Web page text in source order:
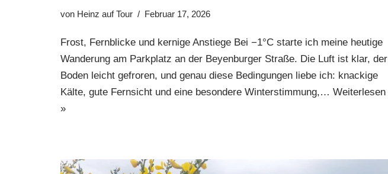
von Heinz auf Tour Februar 17, 2026
Frost, Fernblicke und kernige Anstiege Bei −1°C starte ich meine heutige
Wanderung am Parkplatz an der Beyenburger Straße. Die Luft ist klar, der
Boden leicht gefroren, und genau diese Bedingungen liebe ich: knackige
Kälte, gute Fernsicht und eine besondere Winterstimmung,… Weiterlesen
»